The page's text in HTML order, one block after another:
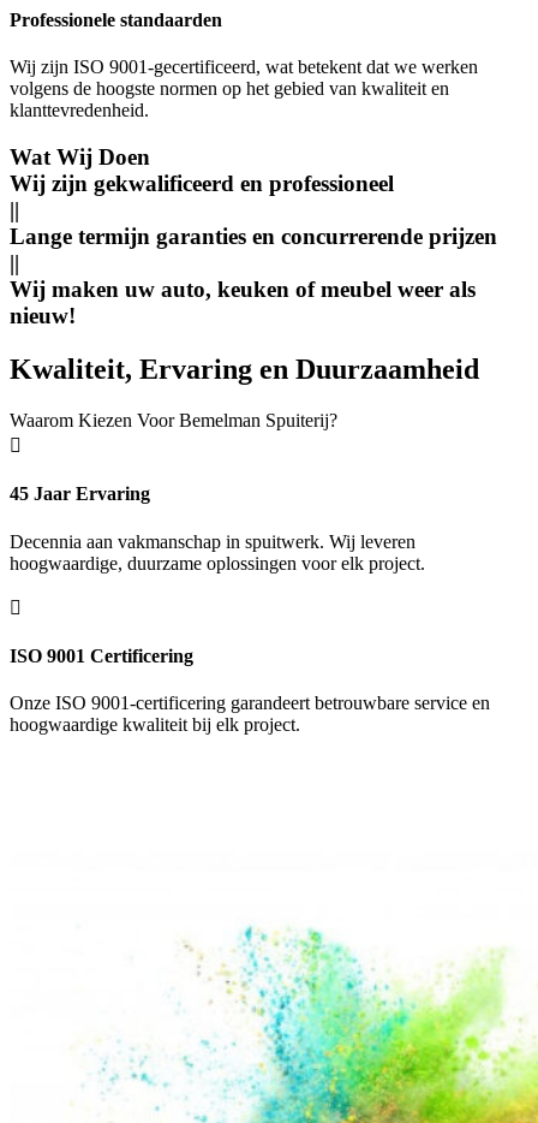
Professionele standaarden
Wij zijn ISO 9001-gecertificeerd, wat betekent dat we werken
volgens de hoogste normen op het gebied van kwaliteit en
klanttevredenheid.
Wat Wij Doen
Wij zijn gekwalificeerd en professioneel
||
Lange termijn garanties en concurrerende prijzen
||
Wij maken uw auto, keuken of meubel weer als
nieuw!
Kwaliteit, Ervaring en Duurzaamheid
Waarom Kiezen Voor Bemelman Spuiterij?

45 Jaar Ervaring
Decennia aan vakmanschap in spuitwerk. Wij leveren
hoogwaardige, duurzame oplossingen voor elk project.

ISO 9001 Certificering
Onze ISO 9001-certificering garandeert betrouwbare service en
hoogwaardige kwaliteit bij elk project.